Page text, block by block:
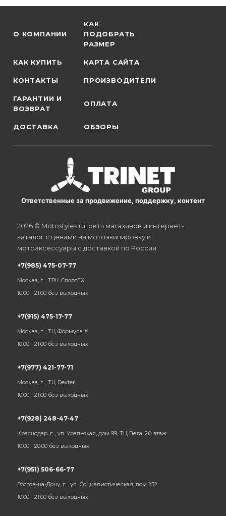
О КОМПАНИИ
КАК
ПОДОБРАТЬ
РАЗМЕР
КАК КУПИТЬ КАРТА САЙТА
КОНТАКТЫ ПРОИЗВОДИТЕЛИ
ГАРАНТИИ И
ВОЗВРАТ
ОПЛАТА
ДОСТАВКА ОБЗОРЫ
Ответственные за продвижение, поддержку, контент
2026 © Motostyles.ru: сеть магазинов и интернет-
каталог с ценами на мотоэкипировку и
мотоаксессуары с доставкой по России.
+7(985) 475-07-77
Москва, г. , ТРК СпортЕХ
10:00 - 21:00 без выходных
+7(915) 475-17-77
Москва, г. , ТЦ Формула Х
10:00 - 21:00 без выходных
+7(977) 421-77-71
Москва, г. , ТЦ Dexter
10:00 - 21:00 без выходных
+7(928) 248-47-47
Краснодар, г. , ул. Уральская, дом 99, ТЦ Вега, 2й этаж
10:00 - 20:00 без выходных
+7(951) 506-66-77
Ростов-на-Дону, г. , ул. Социалистическая, дом 232
10:00 - 21:00 без выходных